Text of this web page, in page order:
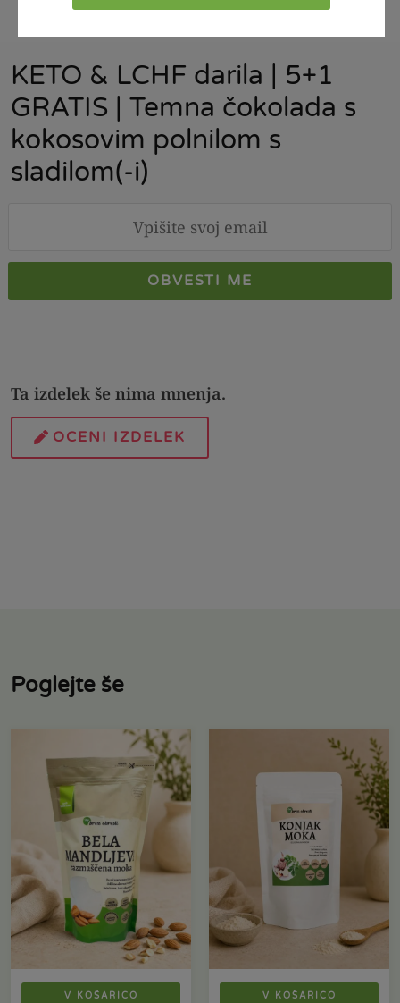
KETO & LCHF darila | 5+1
GRATIS | Temna čokolada s
kokosovim polnilom s
sladilom(-i)
OBVESTI ME
Ta izdelek še nima mnenja.
OCENI IZDELEK
Poglejte še
V KOŠARICO V KOŠARICO